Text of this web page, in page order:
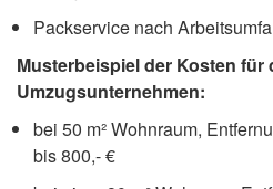
Packservice nach
Musterbeispiel der Kosten für
Umzugsunternehmen:
bei 50 m² Wohnraum,
bis 800,- €